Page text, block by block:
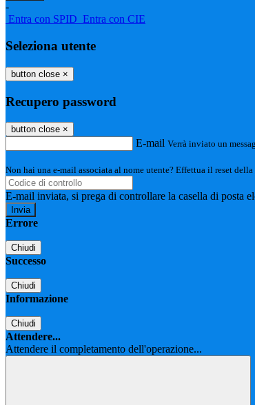
-
Entra con SPID Entra con CIE
Seleziona utente
button close ×
Recupero password
button close ×
E-mail Verrà inviato un
Non hai una e-mail associata al nome utente? Effettua il reset
E-mail inviata, si prega di controllare la casella di posta
Errore
Chiudi
Successo
Chiudi
Informazione
Chiudi
Attendere...
Attendere il completamento dell'operazione...